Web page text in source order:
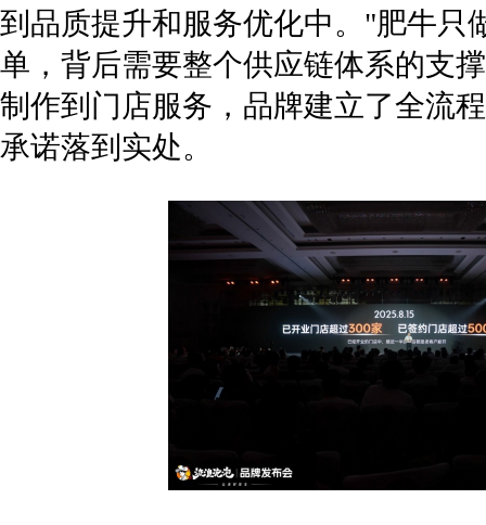
到品质提升和服务优化中。"肥牛只
单，背后需要整个供应链体系的支
制作到门店服务，品牌建立了全流
承诺落到实处。